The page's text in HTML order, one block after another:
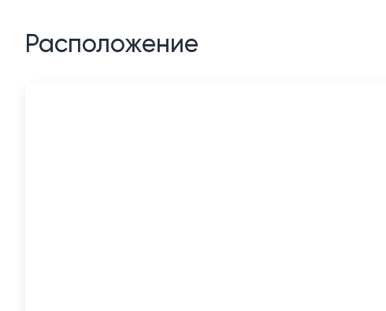
Расположение